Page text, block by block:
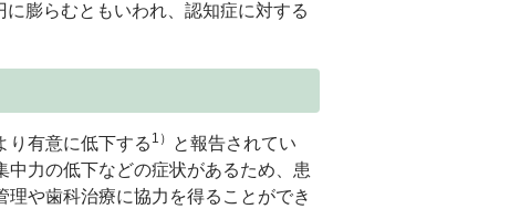
膨らむともいわれ、認知症に対する
り有意に低下する 1）
と報告されてい
力の低下などの症状があるため、患
や歯科治療に協力を得ることができ